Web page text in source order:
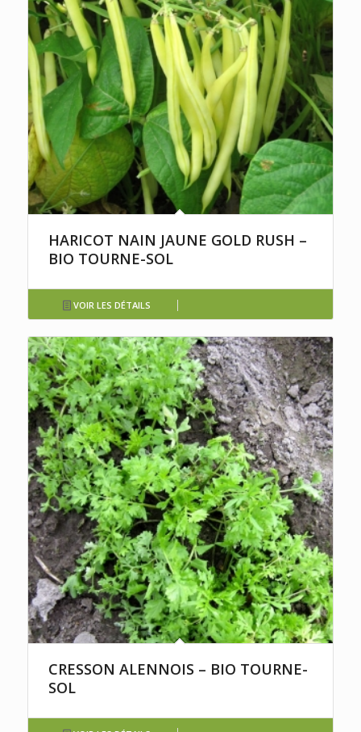
HARICOT NAIN JAUNE GOLD RUSH –
BIO TOURNE-SOL
VOIR LES DÉTAILS
CRESSON ALENNOIS – BIO TOURNE-
SOL